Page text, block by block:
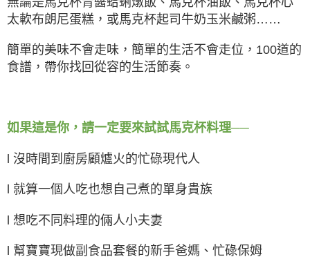
太軟布朗尼蛋糕，或馬克杯起司牛奶玉米鹹粥……
簡單的美味不會走味，簡單的生活不會走位，100道的
食譜，帶你找回從容的生活節奏。
如果這是你，請一定要來試試馬克杯料理──
l 沒時間到廚房顧爐火的忙碌現代人
l 就算一個人吃也想自己煮的單身貴族
l 想吃不同料理的倆人小夫妻
l 幫寶寶現做副食品套餐的新手爸媽、忙碌保姆